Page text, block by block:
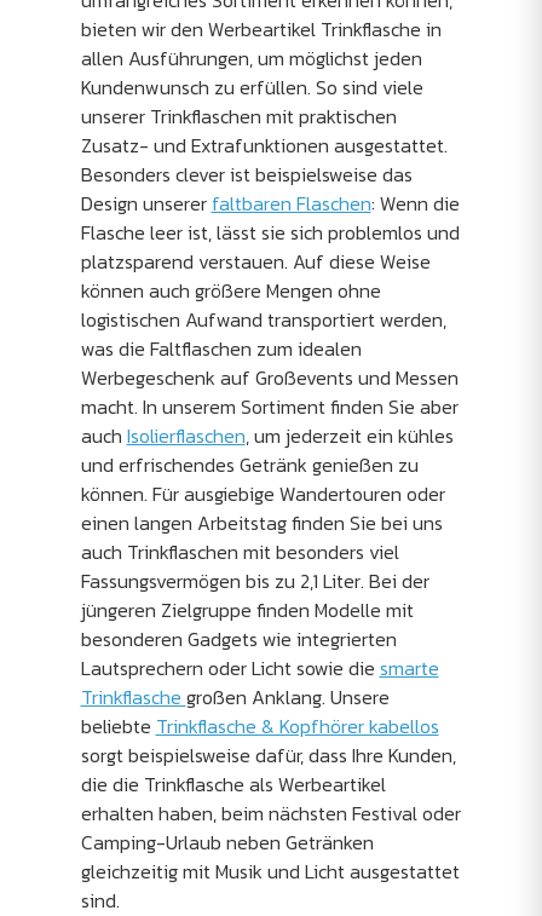
bieten wir den Werbeartikel Trinkflasche in
allen Ausführungen, um möglichst jeden
Kundenwunsch zu erfüllen. So sind viele
unserer Trinkflaschen mit praktischen
Zusatz- und Extrafunktionen ausgestattet.
Besonders clever ist beispielsweise das
Design unserer faltbaren Flaschen: Wenn die
Flasche leer ist, lässt sie sich problemlos und
platzsparend verstauen. Auf diese Weise
können auch größere Mengen ohne
logistischen Aufwand transportiert werden,
was die Faltflaschen zum idealen
Werbegeschenk auf Großevents und Messen
macht. In unserem Sortiment finden Sie aber
auch Isolierflaschen, um jederzeit ein kühles
und erfrischendes Getränk genießen zu
können. Für ausgiebige Wandertouren oder
einen langen Arbeitstag finden Sie bei uns
auch Trinkflaschen mit besonders viel
Fassungsvermögen bis zu 2,1 Liter. Bei der
jüngeren Zielgruppe finden Modelle mit
besonderen Gadgets wie integrierten
Lautsprechern oder Licht sowie die smarte
Trinkflasche großen Anklang. Unsere
beliebte Trinkflasche & Kopfhörer kabellos
sorgt beispielsweise dafür, dass Ihre Kunden,
die die Trinkflasche als Werbeartikel
erhalten haben, beim nächsten Festival oder
Camping-Urlaub neben Getränken
gleichzeitig mit Musik und Licht ausgestattet
sind.